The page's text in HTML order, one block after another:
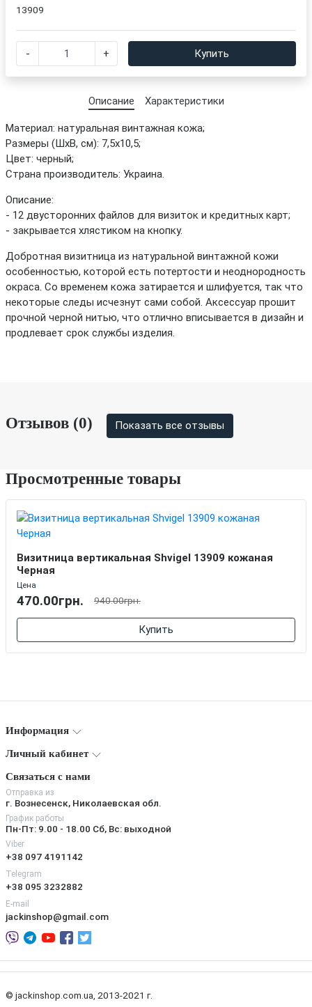
Описание Характеристики
Материал: натуральная винтажная кожа;
Размеры (ШхВ, см): 7,5х10,5;
Цвет: черный;
Страна производитель: Украина.
Описание:
- 12 двусторонних файлов для визиток и кредитных карт;
- закрывается хлястиком на кнопку.
Добротная визитница из натуральной винтажной кожи
особенностью, которой есть потертости и неоднородность
окраса. Со временем кожа затирается и шлифуется, так что
некоторые следы исчезнут сами собой. Аксессуар прошит
прочной черной нитью, что отлично вписывается в дизайн и
продлевает срок службы изделия.
13909
- + Купить
Отзывов (0) Показать все отзывы
Просмотренные товары
Визитница вертикальная Shvigel 13909 кожаная
Черная
Цена
470.00грн. 940.00грн.
Купить
Информация
Личный кабинет
Связаться с нами
Отправка из
г. Вознесенск, Николаевская обл.
График работы
Пн-Пт: 9.00 - 18.00 Сб, Вс: выходной
Viber
+38 097 4191142
Telegram
+38 095 3232882
E-mail
jackinshop@gmail.com
© jackinshop.com.ua, 2013-2021 г.